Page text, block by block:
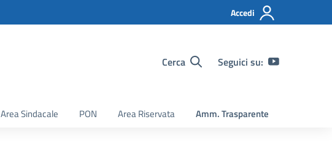
Accedi
Cerca Seguici su:
Area Sindacale PON Area Riservata Amm. Trasparente